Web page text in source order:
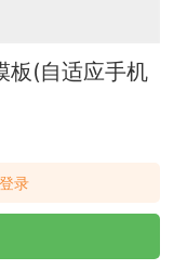
板(自适应手机
登录